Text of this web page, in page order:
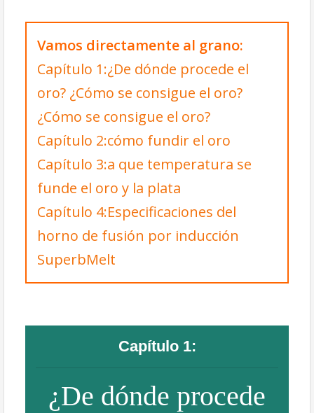
Vamos directamente al grano:
Capítulo 1:¿De dónde procede el
oro? ¿Cómo se consigue el oro?
¿Cómo se consigue el oro?
Capítulo 2:cómo fundir el oro
Capítulo 3:a que temperatura se
funde el oro y la plata
Capítulo 4:Especificaciones del
horno de fusión por inducción
SuperbMelt
Capítulo 1:
¿De dónde procede